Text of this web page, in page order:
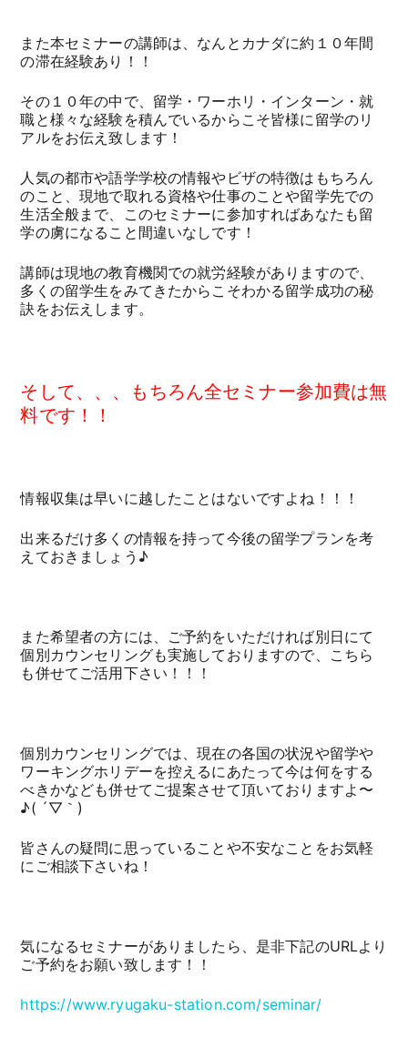
また本セミナーの講師は、なんとカナダに約１０年間
の滞在経験あり！！
その１０年の中で、留学・ワーホリ・インターン・就
職と様々な経験を積んでいるからこそ皆様に留学のリ
アルをお伝え致します！
人気の都市や語学学校の情報やビザの特徴はもちろん
のこと、現地で取れる資格や仕事のことや留学先での
生活全般まで、このセミナーに参加すればあなたも留
学の虜になること間違いなしです！
講師は現地の教育機関での就労経験がありますので、
多くの留学生をみてきたからこそわかる留学成功の秘
訣をお伝えします。
そして、、、もちろん全セミナー参加費は無
料です！！
情報収集は早いに越したことはないですよね！！！
出来るだけ多くの情報を持って今後の留学プランを考
えておきましょう♪
また希望者の方には、ご予約をいただければ別日にて
個別カウンセリングも実施しておりますので、こちら
も併せてご活用下さい！！！
個別カウンセリングでは、現在の各国の状況や留学や
ワーキングホリデーを控えるにあたって今は何をする
べきかなども併せてご提案させて頂いておりますよ〜
♪( ´▽｀)
皆さんの疑問に思っていることや不安なことをお気軽
にご相談下さいね！
気になるセミナーがありましたら、是非下記のURLより
ご予約をお願い致します！！
https://www.ryugaku-station.com/seminar/